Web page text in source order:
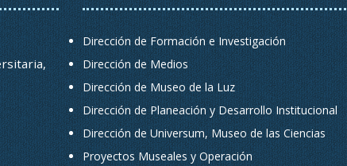
Dirección de Formación e Investigación
Dirección de Medios
Dirección de Museo de la Luz
Dirección de Planeación y Desarrollo Institucional
Dirección de Universum, Museo de las Ciencias
Proyectos Museales y Operación